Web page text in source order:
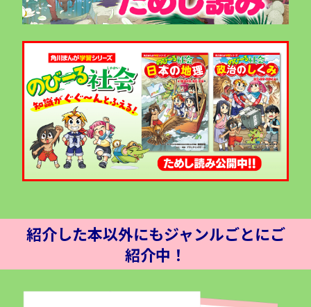
紹介した本以外にもジャンルごとにご
紹介中！